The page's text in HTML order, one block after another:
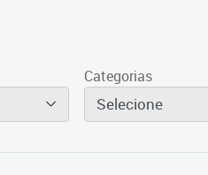
Categorias
Selecione